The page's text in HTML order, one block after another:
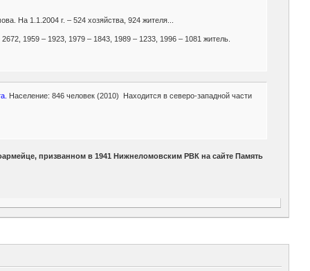
На 1.1.2004 г. – 524 хозяйства, 924 жителя...
1959 – 1923, 1979 – 1843, 1989 – 1233, 1996 – 1081 житель.
Население: 846 человек (2010) Находится в северо-западной части
призванном в 1941 Нижнеломовским РВК на сайте Память